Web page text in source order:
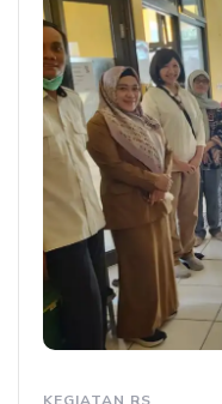
KEGIATAN RS